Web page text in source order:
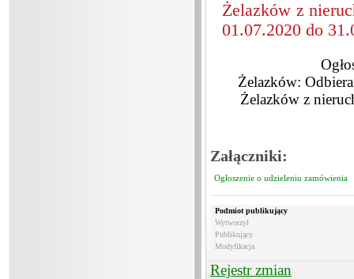
Żelazków z
01.07.2020 do
Żelazków:
Żelazków z
Załączniki:
Ogłoszenie o udzieleniu zamówienia
Podmiot publikujący
Wytworzył
Publikujący
Modyfikacja
Rejestr zmian